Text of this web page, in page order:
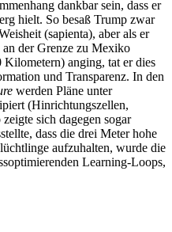
dankbar sein, dass er
hielt. So besaß Trump zwar
(sapienta), aber als er
der Grenze zu Mexiko
anging, tat er dies
und Transparenz. In den
werden Pläne unter
(Hinrichtungszellen,
sich dagegen sogar
dass die drei Meter hohe
aufzuhalten, wurde die
Learning-Loops,